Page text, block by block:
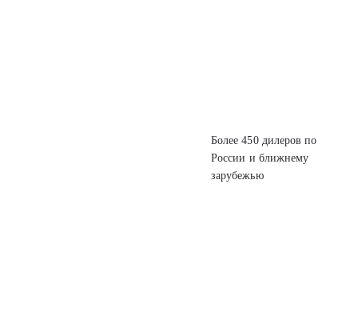
Более 450 дилеровпо
России и ближнему
зарубежью